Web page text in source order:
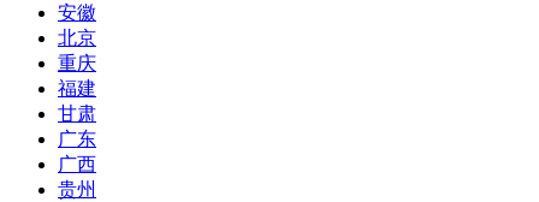
安徽
北京
重庆
福建
甘肃
广东
广西
贵州